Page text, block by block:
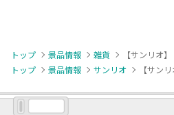
トップ 景品情報 雑貨
トップ
景品情報 サンリオ